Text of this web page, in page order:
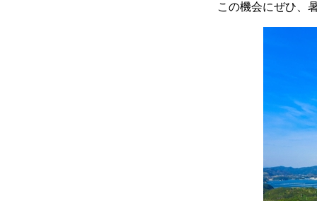
この機会にぜひ、